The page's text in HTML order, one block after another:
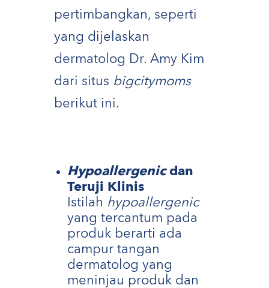
pertimbangkan, seperti
yang dijelaskan
dermatolog Dr. Amy Kim
dari situs bigcitymoms
berikut ini.
Hypoallergenicdan
Teruji Klinis
Istilah hypoallergenic
yang tercantum pada
produk berarti ada
campur tangan
dermatolog yang
meninjau produk dan